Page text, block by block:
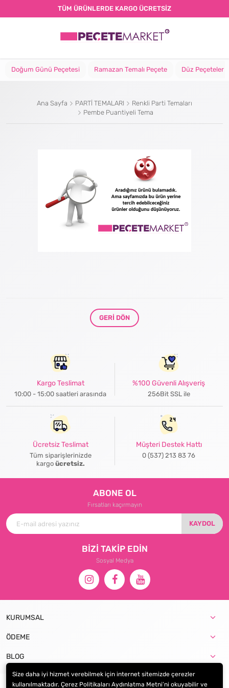
TÜM ÜRÜNLERDE KARGO ÜCRETSİZ
Doğum Günü Peçetesi Ramazan Temalı Peçete Düz Peçeteler
Ana Sayfa PARTİ TEMALARI
Renkli Parti Temaları
Pembe Puantiyeli Tema
GERI DÖN
Kargo Teslimat
10:00 - 15:00 saatleri arasında
%100 Güvenli Alışveriş
256Bit SSL ile
Ücretsiz Teslimat
Tüm siparişlerinizde
kargo ücretsiz.
Müşteri Destek Hattı
0 (537) 213 83 76
ABONE OL
Fırsatları kaçırmayın
KAYDOL
BİZİ TAKİP EDİN
Sosyal Medya
KURUMSAL
ÖDEME
BLOG
Size daha iyi hizmet verebilmek için internet sitemizde çerezler
kullanılmaktadır. Çerez Politikaları Aydınlatma Metni’ni okuyabilir ve